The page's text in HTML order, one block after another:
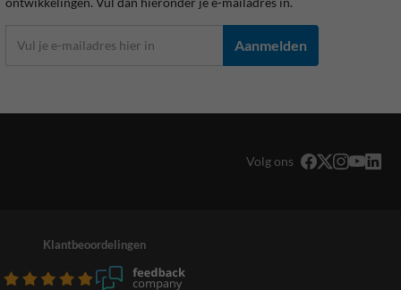
Aanmelden
Volg ons
Klantbeoordelingen